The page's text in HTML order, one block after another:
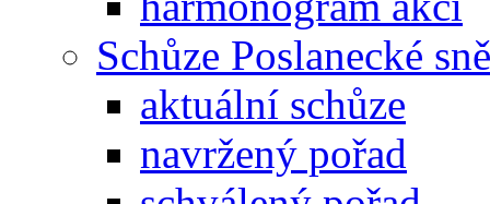
Schůze Poslanecké
aktuální schůze
navržený pořad